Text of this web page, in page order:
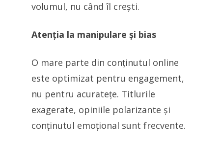
volumul, nu când îl crești.
Atenția la manipulare și bias
O mare parte din conținutul online
este optimizat pentru engagement,
nu pentru acuratețe. Titlurile
exagerate, opiniile polarizante și
conținutul emoțional sunt frecvente.